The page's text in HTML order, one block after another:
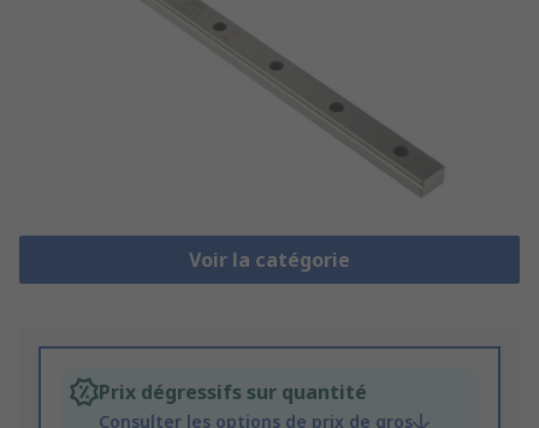
Voir la catégorie
Prix dégressifs sur quantité
Consulter les options de prix de gros